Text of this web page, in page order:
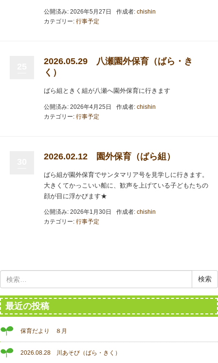
公開済み: 2026年5月27日 作成者: chishin
カテゴリー: 行事予定
2026.05.29 八瀬園外保育（ばら・き
く）
ばら組ときく組が八瀬へ園外保育に行きます
公開済み: 2026年4月25日 作成者: chishin
カテゴリー: 行事予定
2026.02.12 園外保育（ばら組）
ばら組が園外保育でサンタマリア号を見学しに行きます。
大きくてかっこいい船に、歓声を上げている子どもたちの
顔が目に浮かびます★
公開済み: 2026年1月30日 作成者: chishin
カテゴリー: 行事予定
最近の投稿
保育だより ８月
2026.08.28 川あそび（ばら・きく）